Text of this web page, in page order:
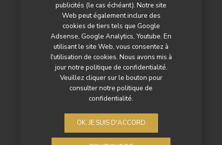
publicités (le cas échéant). Notre site
Web peut également inclure des
cookies de tiers tels que Google
Adsense, Google Analytics, Youtube. En
utilisant le site Web, vous consentez à
l'utilisation de cookies. Nous avons mis à
jour notre politique de confidentialité.
Veuillez cliquer sur le bouton pour
consulter notre politique de
confidentialité.
OK, JE SUIS D'ACCORD
Nos autres titres
Qui sommes-nous ?
Contactez-nous
Mentions légales
Politique de confidentialité